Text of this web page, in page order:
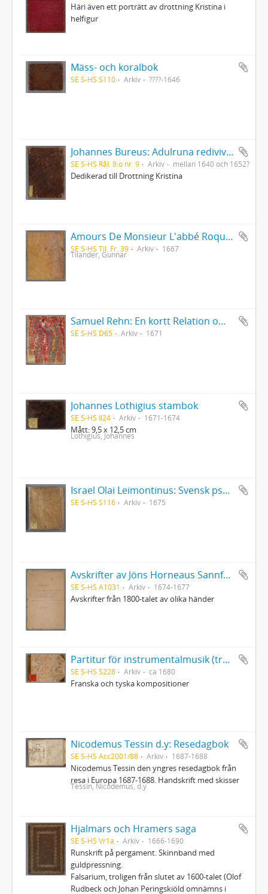
Häri även ett porträtt av drottning Kristina i
helfigur
Mäss- och koralbok
SE S-HS S110 Arkiv ????-1646
Johannes Bureus: Adulruna rediviva seu sapientia Sveorum veterum de mysteriis alphabeti trium coronarum regni Fulkandiarum seu Svethiae antiquissimae
SE S-HS Rål. 8:o nr. 9 Arkiv mellan 1640 och 1652?
Dedikerad till Drottning Kristina
Amours De Monsieur L'abbé Roquette avec Mademoiselle de Montauzier par Monsieur L'abbé Le Camus 1667
SE S-HS Til. Fr. 39 Arkiv 1667
Tilander, Gunnar
Samuel Rehn: En kortt Relation om Lapparnes lefwarne och sedher, wijdskiepellser, sampt i många stycken grofwe wildfarellser
SE S-HS D65 Arkiv 1671
Johannes Lothigius stambok
SE S-HS Il24 Arkiv 1671-1674
Mått: 9,5 x 12,5 cm
Lothigius, Johannes
Israel Olai Leimontinus: Svensk psalmbok med sångnoter
SE S-HS S116 Arkiv 1675
Avskrifter av Jöns Horneaus Sannfärdig berättelse om det för 100 år sedan förlupna grufverliga Trolldoms-Oväsendet i Sverige och Martin Brunnerus Betänkande om trolldomsväsendet
SE S-HS A1031 Arkiv 1674-1677
Avskrifter från 1800-talet av olika händer
Partitur för instrumentalmusik (trestämmig sättning) i tabulatur
SE S-HS S228 Arkiv ca 1680
Franska och tyska kompositioner
Nicodemus Tessin d.y: Resedagbok
SE S-HS Acc2001/88 Arkiv 1687-1688
Nicodemus Tessin den yngres resedagbok från
resa i Europa 1687-1688. Handskrift med skisser
Tessin, Nicodemus, d.y
Hjalmars och Hramers saga
SE S-HS Vr1a Arkiv 1666-1690
Runskrift på pergament. Skinnband med
guldpressning.
Falsarium, troligen från slutet av 1600-talet (Olof
Rudbeck och Johan Peringskiöld omnämns i